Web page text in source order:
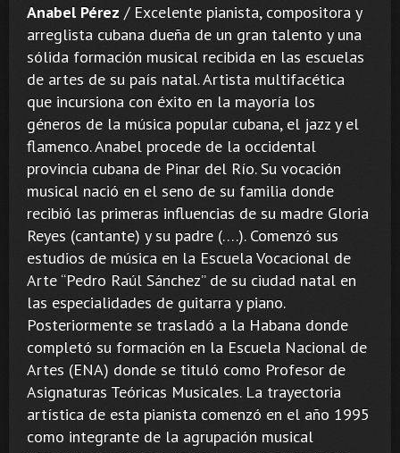
Anabel Pérez / Excelente pianista, compositora y
arreglista cubana dueña de un gran talento y una
sólida formación musical recibida en las escuelas
de artes de su país natal. Artista multifacética
que incursiona con éxito en la mayoría los
géneros de la música popular cubana, el jazz y el
flamenco. Anabel procede de la occidental
provincia cubana de Pinar del Río. Su vocación
musical nació en el seno de su familia donde
recibió las primeras influencias de su madre Gloria
Reyes (cantante) y su padre (….). Comenzó sus
estudios de música en la Escuela Vocacional de
Arte “Pedro Raúl Sánchez” de su ciudad natal en
las especialidades de guitarra y piano.
Posteriormente se trasladó a la Habana donde
completó su formación en la Escuela Nacional de
Artes (ENA) donde se tituló como Profesor de
Asignaturas Teóricas Musicales. La trayectoria
artística de esta pianista comenzó en el año 1995
como integrante de la agrupación musical